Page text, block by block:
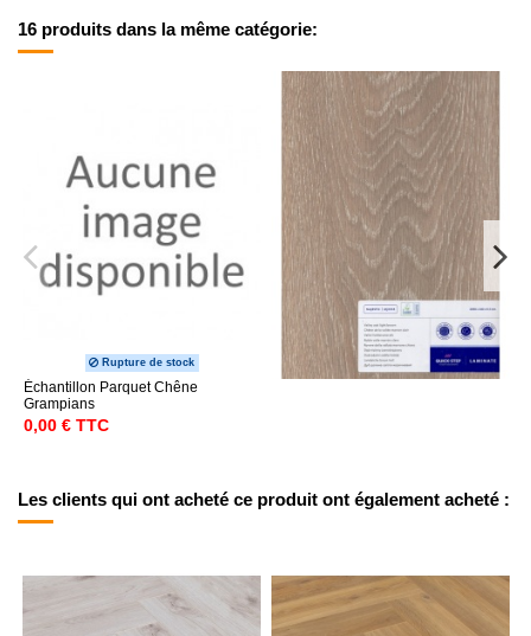
16 produits dans la même catégorie:
Rupture de stock
Échantillon Parquet Chêne
Grampians
0,00 € TTC
Les clients qui ont acheté ce produit ont également acheté :